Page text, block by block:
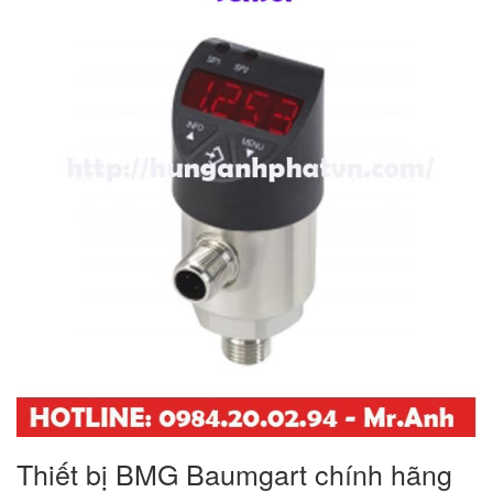
Thiết bị BMG Baumgart chính hãng